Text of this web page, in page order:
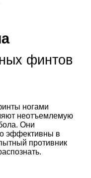
финтов
ногами
неотъемлемую
Они
эффективны в
противник